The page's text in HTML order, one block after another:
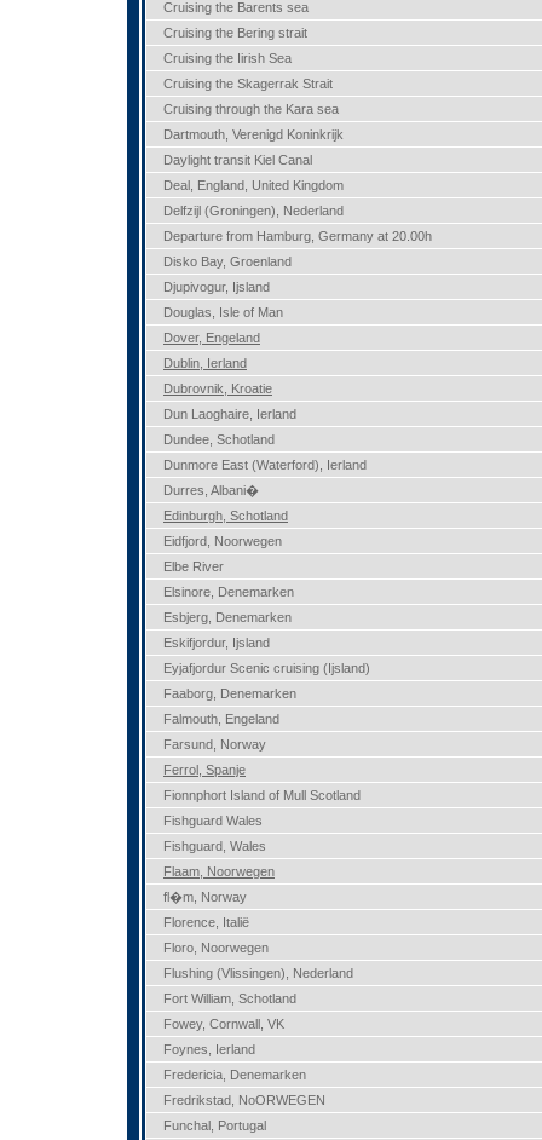
Cruising the Barents sea
Cruising the Bering strait
Cruising the Iirish Sea
Cruising the Skagerrak Strait
Cruising through the Kara sea
Dartmouth, Verenigd Koninkrijk
Daylight transit Kiel Canal
Deal, England, United Kingdom
Delfzijl (Groningen), Nederland
Departure from Hamburg, Germany at 20.00h
Disko Bay, Groenland
Djupivogur, Ijsland
Douglas, Isle of Man
Dover, Engeland
Dublin, Ierland
Dubrovnik, Kroatie
Dun Laoghaire, Ierland
Dundee, Schotland
Dunmore East (Waterford), Ierland
Durres, Albani�
Edinburgh, Schotland
Eidfjord, Noorwegen
Elbe River
Elsinore, Denemarken
Esbjerg, Denemarken
Eskifjordur, Ijsland
Eyjafjordur Scenic cruising (Ijsland)
Faaborg, Denemarken
Falmouth, Engeland
Farsund, Norway
Ferrol, Spanje
Fionnphort Island of Mull Scotland
Fishguard Wales
Fishguard, Wales
Flaam, Noorwegen
fl�m, Norway
Florence, Italië
Floro, Noorwegen
Flushing (Vlissingen), Nederland
Fort William, Schotland
Fowey, Cornwall, VK
Foynes, Ierland
Fredericia, Denemarken
Fredrikstad, NoORWEGEN
Funchal, Portugal